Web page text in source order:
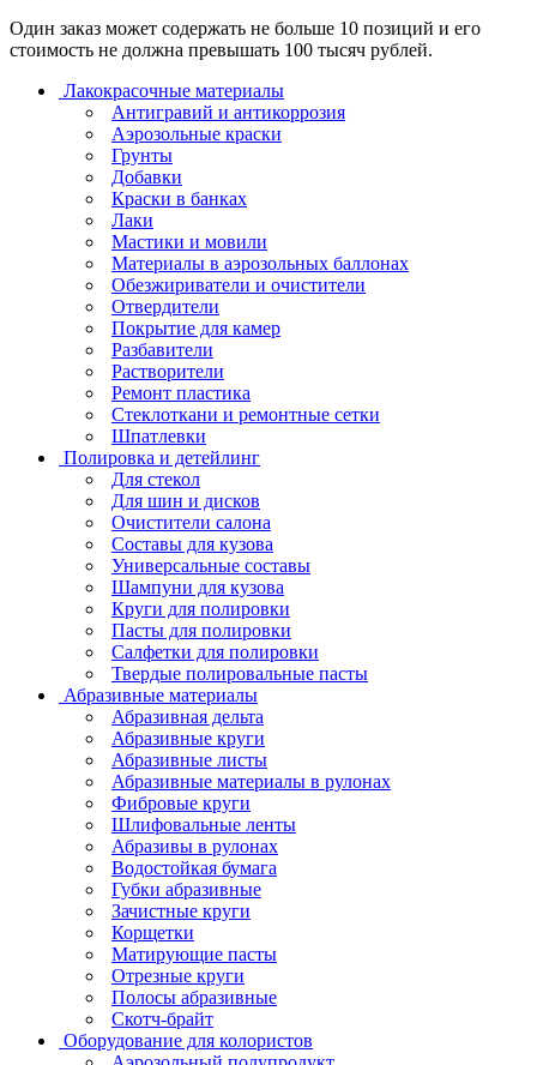
Один заказ может содержать не больше 10 позиций и его
стоимость не должна превышать 100 тысяч рублей.
Лакокрасочные материалы
Антигравий и антикоррозия
Аэрозольные краски
Грунты
Добавки
Краски в банках
Лаки
Мастики и мовили
Материалы в аэрозольных баллонах
Обезжириватели и очистители
Отвердители
Покрытие для камер
Разбавители
Растворители
Ремонт пластика
Стеклоткани и ремонтные сетки
Шпатлевки
Полировка и детейлинг
Для стекол
Для шин и дисков
Очистители салона
Составы для кузова
Универсальные составы
Шампуни для кузова
Круги для полировки
Пасты для полировки
Салфетки для полировки
Твердые полировальные пасты
Абразивные материалы
Абразивная дельта
Абразивные круги
Абразивные листы
Абразивные материалы в рулонах
Фибровые круги
Шлифовальные ленты
Абразивы в рулонах
Водостойкая бумага
Губки абразивные
Зачистные круги
Корщетки
Матирующие пасты
Отрезные круги
Полосы абразивные
Скотч-брайт
Оборудование для колористов